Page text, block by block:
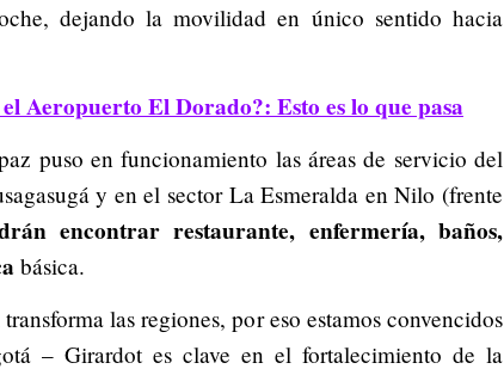
dejando la movilidad en único sentido hacia
Aeropuerto El Dorado?: Esto es lo que pasa
puso en funcionamiento las áreas de servicio del
y en el sector La Esmeralda en Nilo (frente
encontrar restaurante, enfermería, baños,
básica.
las regiones, por eso estamos convencidos
– Girardot es clave en el fortalecimiento de la